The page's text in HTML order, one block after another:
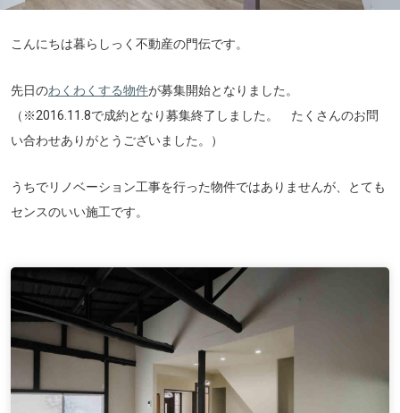
こんにちは暮らしっく不動産の門伝です。
先日のわくわくする物件が募集開始となりました。
（※2016.11.8で成約となり募集終了しました。 たくさんのお問
い合わせありがとうございました。）
うちでリノベーション工事を行った物件ではありませんが、とても
センスのいい施工です。